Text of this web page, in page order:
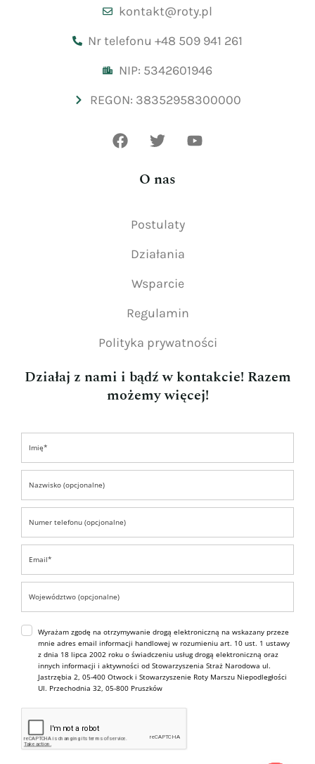
kontakt@roty.pl
Nr telefonu +48 509 941 261
NIP: 5342601946
REGON: 38352958300000
O nas
Postulaty
Działania
Wsparcie
Regulamin
Polityka prywatności
Działaj z nami i bądź w kontakcie! Razem
możemy więcej!
Wyrażam zgodę na otrzymywanie drogą elektroniczną na wskazany przeze
mnie adres email informacji handlowej w rozumieniu art. 10 ust. 1 ustawy
z dnia 18 lipca 2002 roku o świadczeniu usług drogą elektroniczną oraz
innych informacji i aktywności od Stowarzyszenia Straż Narodowa ul.
Jastrzębia 2, 05-400 Otwock i Stowarzyszenie Roty Marszu Niepodległości
Ul. Przechodnia 32, 05-800 Pruszków